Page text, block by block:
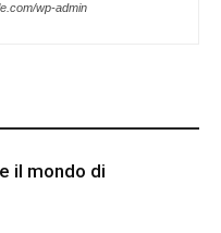
wp-admin
il mondo di